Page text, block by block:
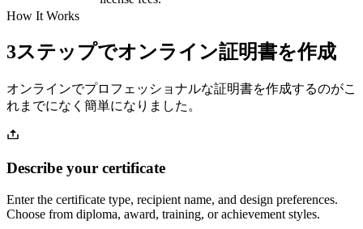
How It Works
3ステップでオンライン証明書を作成
オンラインでプロフェッショナルな証明書を作成するのがこ
れまでになく簡単になりました。
Describe your certificate
Enter the certificate type, recipient name, and design preferences.
Choose from diploma, award, training, or achievement styles.